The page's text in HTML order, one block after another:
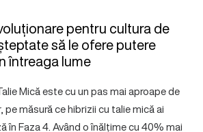
pentru cultura de
să le ofere putere
întreaga lume
Mică este cu un pas mai aproape de
măsură ce hibrizii cu talie mică ai
în Faza 4. Având o înălțime cu 40% mai